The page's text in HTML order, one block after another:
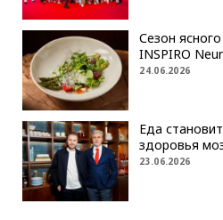
Сезон
INSPIRO
24.06.2026
Еда
здоровья
23.06.2026